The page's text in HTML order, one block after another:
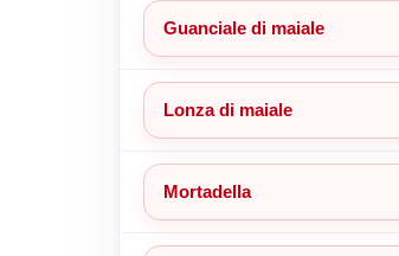
Guanciale di maiale
Lonza di maiale
Mortadella